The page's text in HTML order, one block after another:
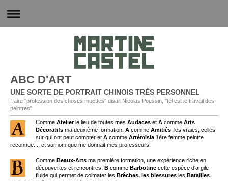
ABC D'ART
UNE SORTE DE PORTRAIT CHINOIS TRÈS PERSONNEL
Faire "profession des choses muettes" disait Nicolas Poussin, "tel est le travail des
peintres"
Comme Atelierle lieu de toutes mes Audaces et A comme Arts
Décoratifs ma deuxième formation. A comme Amitiés , les vraies, celles
sur qui ont peut compter et A comme Artémisia 1ère femme peintre
reconnue..., et surnom que me donnait mes professeurs!
Comme Beaux-Arts ma première formation, une expérience riche en
découvertes et rencontres. B comme Barbotine cette espèce d'argile
fluide qui permet de colmater les Brêches, les blessures les Batailles